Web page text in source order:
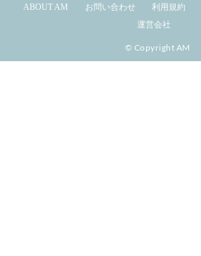
ABOUT AM お問い合わせ 利用規約
運営会社
© Copyright AM